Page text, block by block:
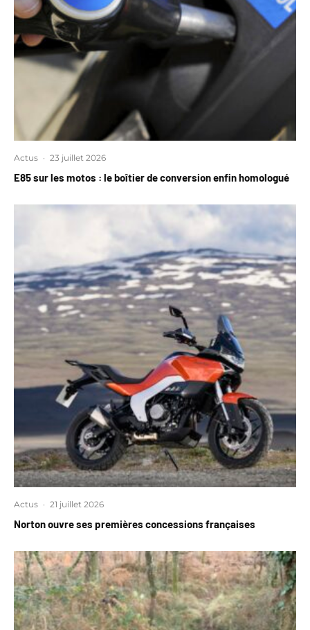
Actus · 23 juillet 2026
E85 sur les motos : le boîtier de conversion enfin homologué
Actus · 21 juillet 2026
Norton ouvre ses premières concessions françaises